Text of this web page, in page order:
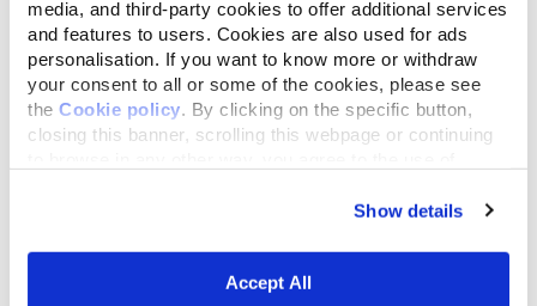
media, and third-party cookies to offer additional services
and features to users. Cookies are also used for ads
personalisation. If you want to know more or withdraw
your consent to all or some of the cookies, please see
the Cookie policy . By clicking on the specific button,
closing this banner, scrolling this webpage or continuing
Show details
Accept All
Articles liés